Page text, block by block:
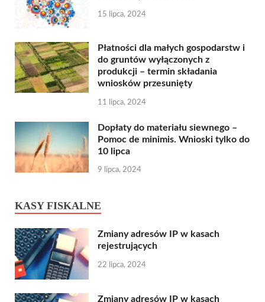
15 lipca, 2024
Płatności dla małych gospodarstw i
do gruntów wyłączonych z
produkcji – termin składania
wniosków przesunięty
11 lipca, 2024
Dopłaty do materiału siewnego –
Pomoc de minimis. Wnioski tylko do
10 lipca
9 lipca, 2024
KASY FISKALNE
Zmiany adresów IP w kasach
rejestrujących
22 lipca, 2024
Zmiany adresów IP w kasach